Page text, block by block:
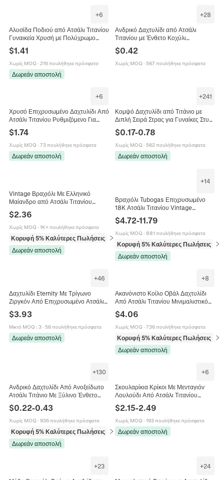
+6
Αλυσίδα Ποδιού από Ατσάλι Τιτανίου
Γυναικεία Χρυσή με Πολύχρωμο
Σταυρός Μάτι Χέρι Κοσμήματα
$1.41
Χωρίς MOQ · 216 πουλήθηκε πρόσφατα
Δωρεάν αποστολή
+28
Ανδρικό Δαχτυλίδι από Ατσάλι
Τιτανίου με Ένθετο Κοχύλι
Ανοξείδωτο Ατσάλι Κοσμήματα
Μόδας
$0.42
Χωρίς MOQ · 567 πουλήθηκε πρόσφατα
+6
Χρυσό Επιχρυσωμένο Δαχτυλίδι Από
Ατσάλι Τιτανίου Ρυθμιζόμενο Για
Γυναίκες Πολύχρωμα Ζιργκόν
Μινιμαλιστικό Κόσμημα
$1.74
Χωρίς MOQ · 73 πουλήθηκε πρόσφατα
Δωρεάν αποστολή
+241
Κομψό Δαχτυλίδι από Τιτάνιο με
Διπλή Σειρά Στρας για Γυναίκες Στυλ
Ins Χρυσό Ροζ Χρυσό Ρωμαϊκοί
Αριθμοί Τετράγωνη Πέτρα Μοντέρνα
Δαχτυλίδια
$0.17-0.78
Χωρίς MOQ · 562 πουλήθηκε πρόσφατα
Δωρεάν αποστολή
Vintage Βραχιόλι Με Ελληνικό
Μαίανδρο από Ατσάλι Τιτανίου
Γαλβανισμένο Κούφιο Κόσμημα για
Γυναίκες
$2.36
Χωρίς MOQ · 1K+ πουλήθηκε πρόσφατα
Κορυφή 5% Καλύτερες Πωλήσεις
σε Βραχιόλια
Δωρεάν αποστολή
+14
Βραχιόλι Tubogas Επιχρυσωμένο
18K Ατσάλι Τιτανίου Vintage
Κόσμημα Για Γυναίκες
$4.72-11.79
Χωρίς MOQ · 881 πουλήθηκε πρόσφατα
Κορυφή 5% Καλύτερες Πωλήσεις
σε
Δωρεάν αποστολή
+46
Δαχτυλίδι Eternity Με Τρίγωνο
Ζιργκόν Από Επιχρυσωμένο Ατσάλι
Τιτανίου Μινιμαλιστικό Κόσμημα
Γυναικείο Αξεσουάρ
$3.93
Μικτό MOQ : 3· 56 πουλήθηκε πρόσφατα
Δωρεάν αποστολή
+8
Ακανόνιστο Κοίλο Οβάλ Δαχτυλίδι
Από Ατσάλι Τιτανίου Μινιμαλιστικό
Γεωμετρικό Κόσμημα Σε Στυλ Υγρού
Μετάλλου Για Γυναίκες
$4.06
Χωρίς MOQ · 736 πουλήθηκε πρόσφατα
Κορυφή 5% Καλύτερες Πωλήσεις
σε
Δωρεάν αποστολή
+130
Ανδρικό Δαχτυλίδι Από Ανοξείδωτο
Ατσάλι Τιτάνιο Με Ξύλινο Ένθετο
Σχέδιο Κινεζικού Δράκου Κέλτικος
Κόμπος Κοσμήματα
$0.22-0.43
Χωρίς MOQ · 936 πουλήθηκε πρόσφατα
Κορυφή 5% Καλύτερες Πωλήσεις
σε Δαχτυλίδια
Δωρεάν αποστολή
+6
Σκουλαρίκια Κρίκοι Με Μενταγιόν
Λουλούδι Από Ατσάλι Τιτανίου
Ζιργκόν Γαλλική Πολυτέλεια Για
Γυναίκες Επιχρυσωμένα Κομψά
$2.15-2.49
Χωρίς MOQ · 193 πουλήθηκε πρόσφατα
Δωρεάν αποστολή
+23 +24